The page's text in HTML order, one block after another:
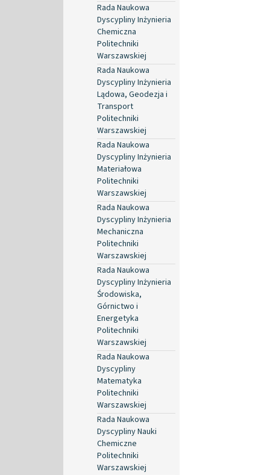
Rada Naukowa
Dyscypliny Inżynieria
Chemiczna
Politechniki
Warszawskiej
Rada Naukowa
Dyscypliny Inżynieria
Lądowa, Geodezja i
Transport
Politechniki
Warszawskiej
Rada Naukowa
Dyscypliny Inżynieria
Materiałowa
Politechniki
Warszawskiej
Rada Naukowa
Dyscypliny Inżynieria
Mechaniczna
Politechniki
Warszawskiej
Rada Naukowa
Dyscypliny Inżynieria
Środowiska,
Górnictwo i
Energetyka
Politechniki
Warszawskiej
Rada Naukowa
Dyscypliny
Matematyka
Politechniki
Warszawskiej
Rada Naukowa
Dyscypliny Nauki
Chemiczne
Politechniki
Warszawskiej